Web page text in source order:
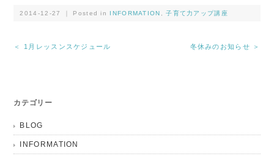
2014-12-27 ｜ Posted in INFORMATION ,子育て力アップ講座
＜ 1月レッスンスケジュール 冬休みのお知らせ ＞
カテゴリー
BLOG
INFORMATION